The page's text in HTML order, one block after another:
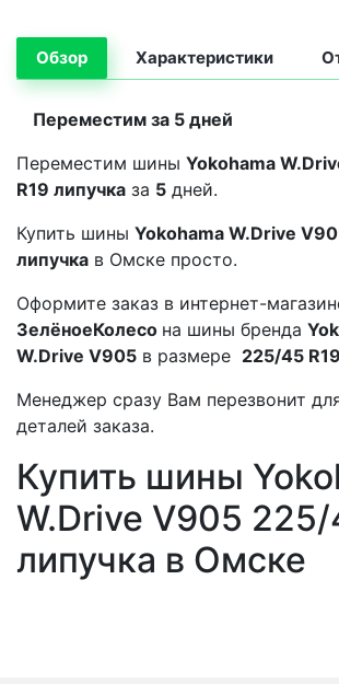
Обзор Характеристики
Переместим за 5 дней
Переместим шины Yokohama
R19 липучка за 5 дней.
Купить шины Yokohama W.Drive
липучка в Омске просто.
Оформите заказ в интернет-
ЗелёноеКолесо на шины бренда
W.Drive V905 в размере 225/45
Менеджер сразу Вам перезвонит
деталей заказа.
Купить шины
W.Drive V905 225/
липучка в Омске